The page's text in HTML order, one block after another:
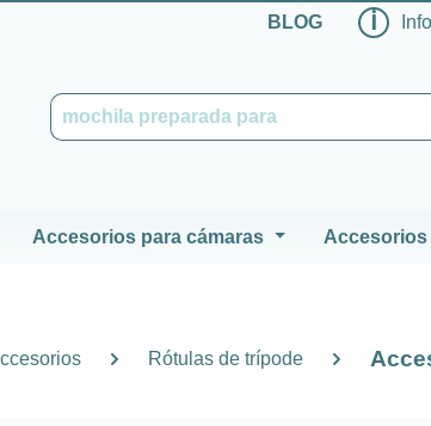
BLOG ℹ
Accesorios para cámaras
Rótulas de trípode